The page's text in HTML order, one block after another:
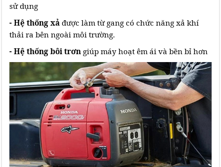
sử dụng
- Hệ thống xả được làm từ gang có chức năng xả khí
thải ra bên ngoài môi trường.
- Hệ thống bôi trơn giúp máy hoạt êm ái và bền bỉ hơn